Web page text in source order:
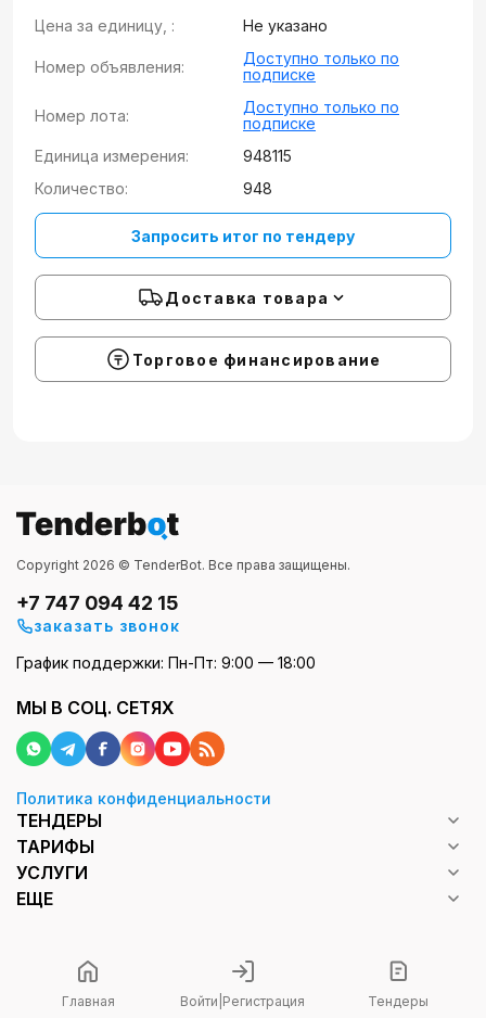
Главная Войти Регистрация Тендеры
Цена за единицу, : Не указано
Номер объявления:
Доступно только по
подписке
Номер лота:
Доступно только по
подписке
Единица измерения:
948115
Количество:
948
Запросить итог по тендеру
Доставка товара
Торговое финансирование
Copyright 2026 © TenderBot. Все права защищены.
+7 747 094 42 15
заказать звонок
График поддержки: Пн-Пт: 9:00 — 18:00
МЫ В СОЦ. СЕТЯХ
Политика конфиденциальности
ТЕНДЕРЫ
ТАРИФЫ
УСЛУГИ
ЕЩЕ